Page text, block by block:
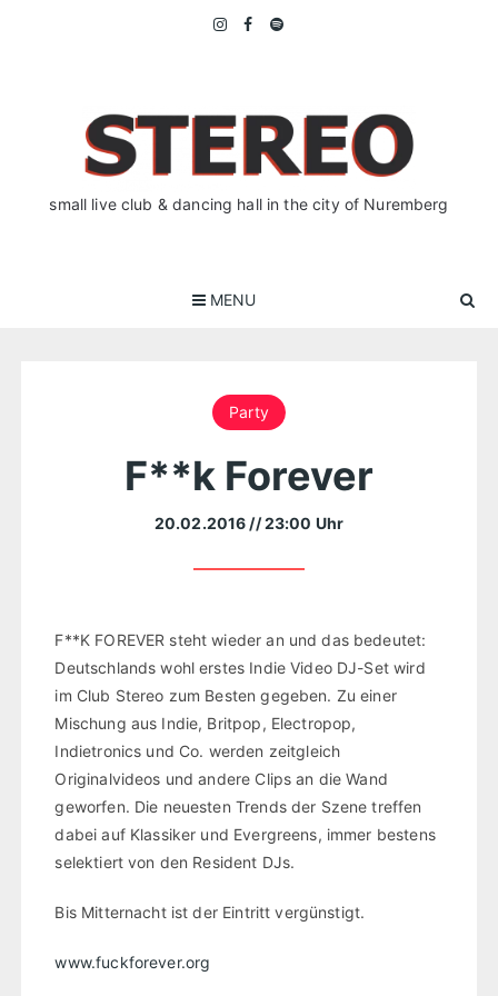
small live club & dancing hall in the city of Nuremberg
MENU
Party
F**k Forever
20.02.2016 // 23:00 Uhr
F**K FOREVER steht wieder an und das bedeutet:
Deutschlands wohl erstes Indie Video DJ-Set wird
im Club Stereo zum Besten gegeben. Zu einer
Mischung aus Indie, Britpop, Electropop,
Indietronics und Co. werden zeitgleich
Originalvideos und andere Clips an die Wand
geworfen. Die neuesten Trends der Szene treffen
dabei auf Klassiker und Evergreens, immer bestens
selektiert von den Resident DJs.
Bis Mitternacht ist der Eintritt vergünstigt.
www.fuckforever.org